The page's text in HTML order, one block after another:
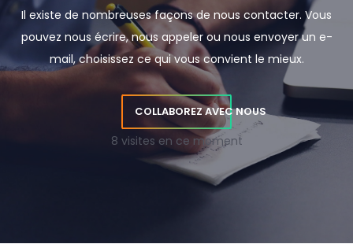
Il existe de nombreuses façons de nous contacter. Vous
pouvez nous écrire, nous appeler ou nous envoyer un e-
mail, choisissez ce qui vous convient le mieux.
COLLABOREZ AVEC NOUS
8 visites en ce moment